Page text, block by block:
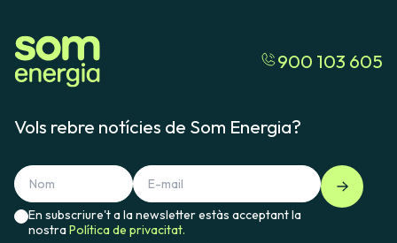
900 103 605
Vols rebre notícies de Som Energia?
En subscriure't a la newsletter estàs acceptant la
nostraPolítica de privacitat.